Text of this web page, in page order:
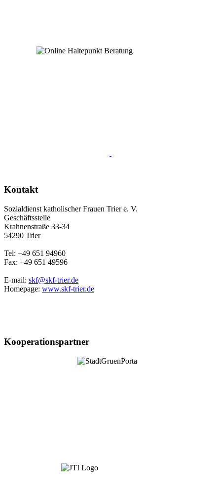
Kontakt
Sozialdienst katholischer Frauen Trier e. V.
Geschäftsstelle
Krahnenstraße 33-34
54290 Trier
Tel: +49 651 94960
Fax: +49 651 49596
E-mail: skf@skf-trier.de
Homepage: www.skf-trier.de
Kooperationspartner